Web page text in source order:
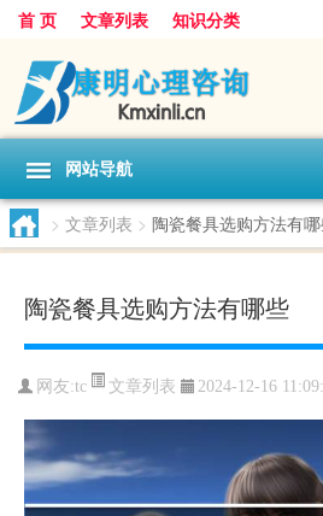
首 页 文章列表 知识分类
网站导航
> 文章列表 > 陶瓷餐具选购方法有
陶瓷餐具选购方法有哪些
网友:tc 文章列表 2024-12-16